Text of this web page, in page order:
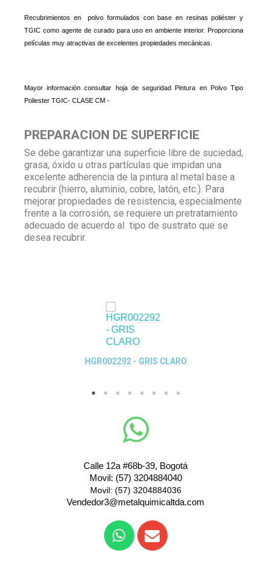
Recubrimientos en
polvo formulados con base en resinas poliéster y
TGIC como agente de curado para uso en ambiente interior. Proporciona
películas muy atractivas de excelentes propiedades mecánicas.
Mayor información consultar hoja de seguridad Pintura en Polvo Tipo
Poliester TGIC- CLASE CM -
PREPARACION DE SUPERFICIE
Se debe garantizar una superficie libre de suciedad,
grasa, óxido u otras partículas que impidan una
excelente adherencia de la pintura al metal base a
recubrir (hierro, aluminio, cobre, latón, etc.). Para
mejorar propiedades de resistencia, especialmente
frente a la corrosión, se requiere un pretratamiento
adecuado de acuerdo al tipo de sustrato que se
desea recubrir.
Quick View
HGR002292 - GRIS CLARO
Calle 12a #68b-39, Bogotá
Movil: (57) 3204884040
Movil: (57) 3204884036
Vendedor3@metalquimicaltda.com